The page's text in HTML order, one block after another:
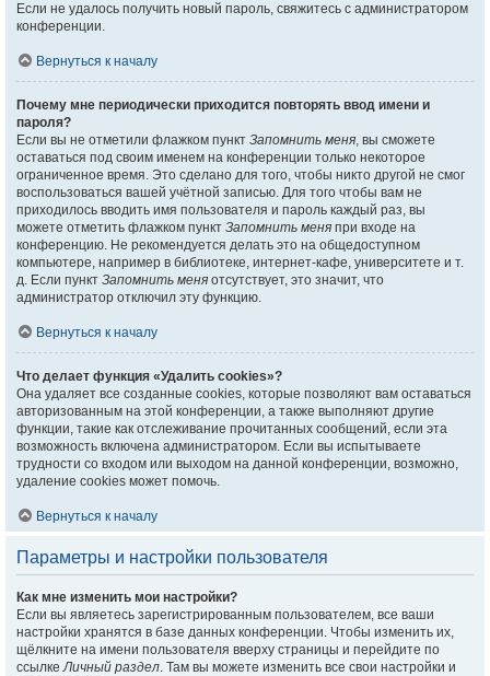
Если не удалось получить новый пароль, свяжитесь с администратором
конференции.
Вернуться к началу
Почему мне периодически приходится повторять ввод имени и
пароля?
Если вы не отметили флажком пункт Запомнить меня, вы сможете
оставаться под своим именем на конференции только некоторое
ограниченное время. Это сделано для того, чтобы никто другой не смог
воспользоваться вашей учётной записью. Для того чтобы вам не
приходилось вводить имя пользователя и пароль каждый раз, вы
можете отметить флажком пункт Запомнить меня при входе на
конференцию. Не рекомендуется делать это на общедоступном
компьютере, например в библиотеке, интернет-кафе, университете и т.
д. Если пункт Запомнить меня отсутствует, это значит, что
администратор отключил эту функцию.
Вернуться к началу
Что делает функция «Удалить cookies»?
Она удаляет все созданные cookies, которые позволяют вам оставаться
авторизованным на этой конференции, а также выполняют другие
функции, такие как отслеживание прочитанных сообщений, если эта
возможность включена администратором. Если вы испытываете
трудности со входом или выходом на данной конференции, возможно,
удаление cookies может помочь.
Вернуться к началу
Параметры и настройки пользователя
Как мне изменить мои настройки?
Если вы являетесь зарегистрированным пользователем, все ваши
настройки хранятся в базе данных конференции. Чтобы изменить их,
щёлкните на имени пользователя вверху страницы и перейдите по
ссылкеЛичный раздел. Там вы можете изменить все свои настройки и